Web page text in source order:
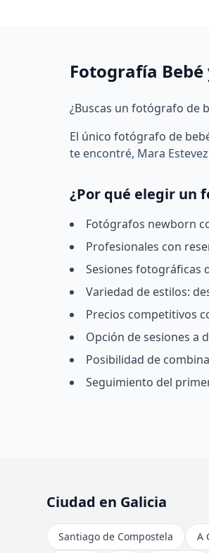
Fotografía
¿Buscas un fotógrafo de
El único fotógrafo de
te encontré, Mara
¿Por qué elegir un
Fotógrafos newborn
Profesionales con
Sesiones fotográficas
Variedad de estilos:
Precios competitivos
Opción de sesiones a
Posibilidad de
Seguimiento del
Ciudad en Galicia
Santiago de Compostela A